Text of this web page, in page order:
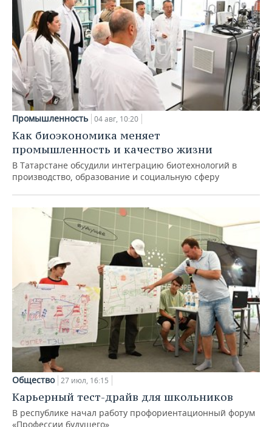
Промышленность 04 авг, 10:20
Как биоэкономика меняет
промышленность и качество жизни
В Татарстане обсудили интеграцию биотехнологий в
производство, образование и социальную сферу
Общество 27 июл, 16:15
Карьерный тест-драйв для школьников
В республике начал работу профориентационный форум
«Профессии будущего»